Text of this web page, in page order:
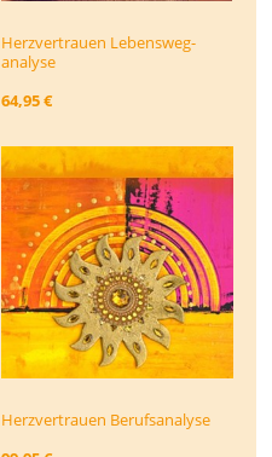
Herzvertrauen Lebensweg­
analyse
64,95 €
Herzvertrauen Berufsanalyse